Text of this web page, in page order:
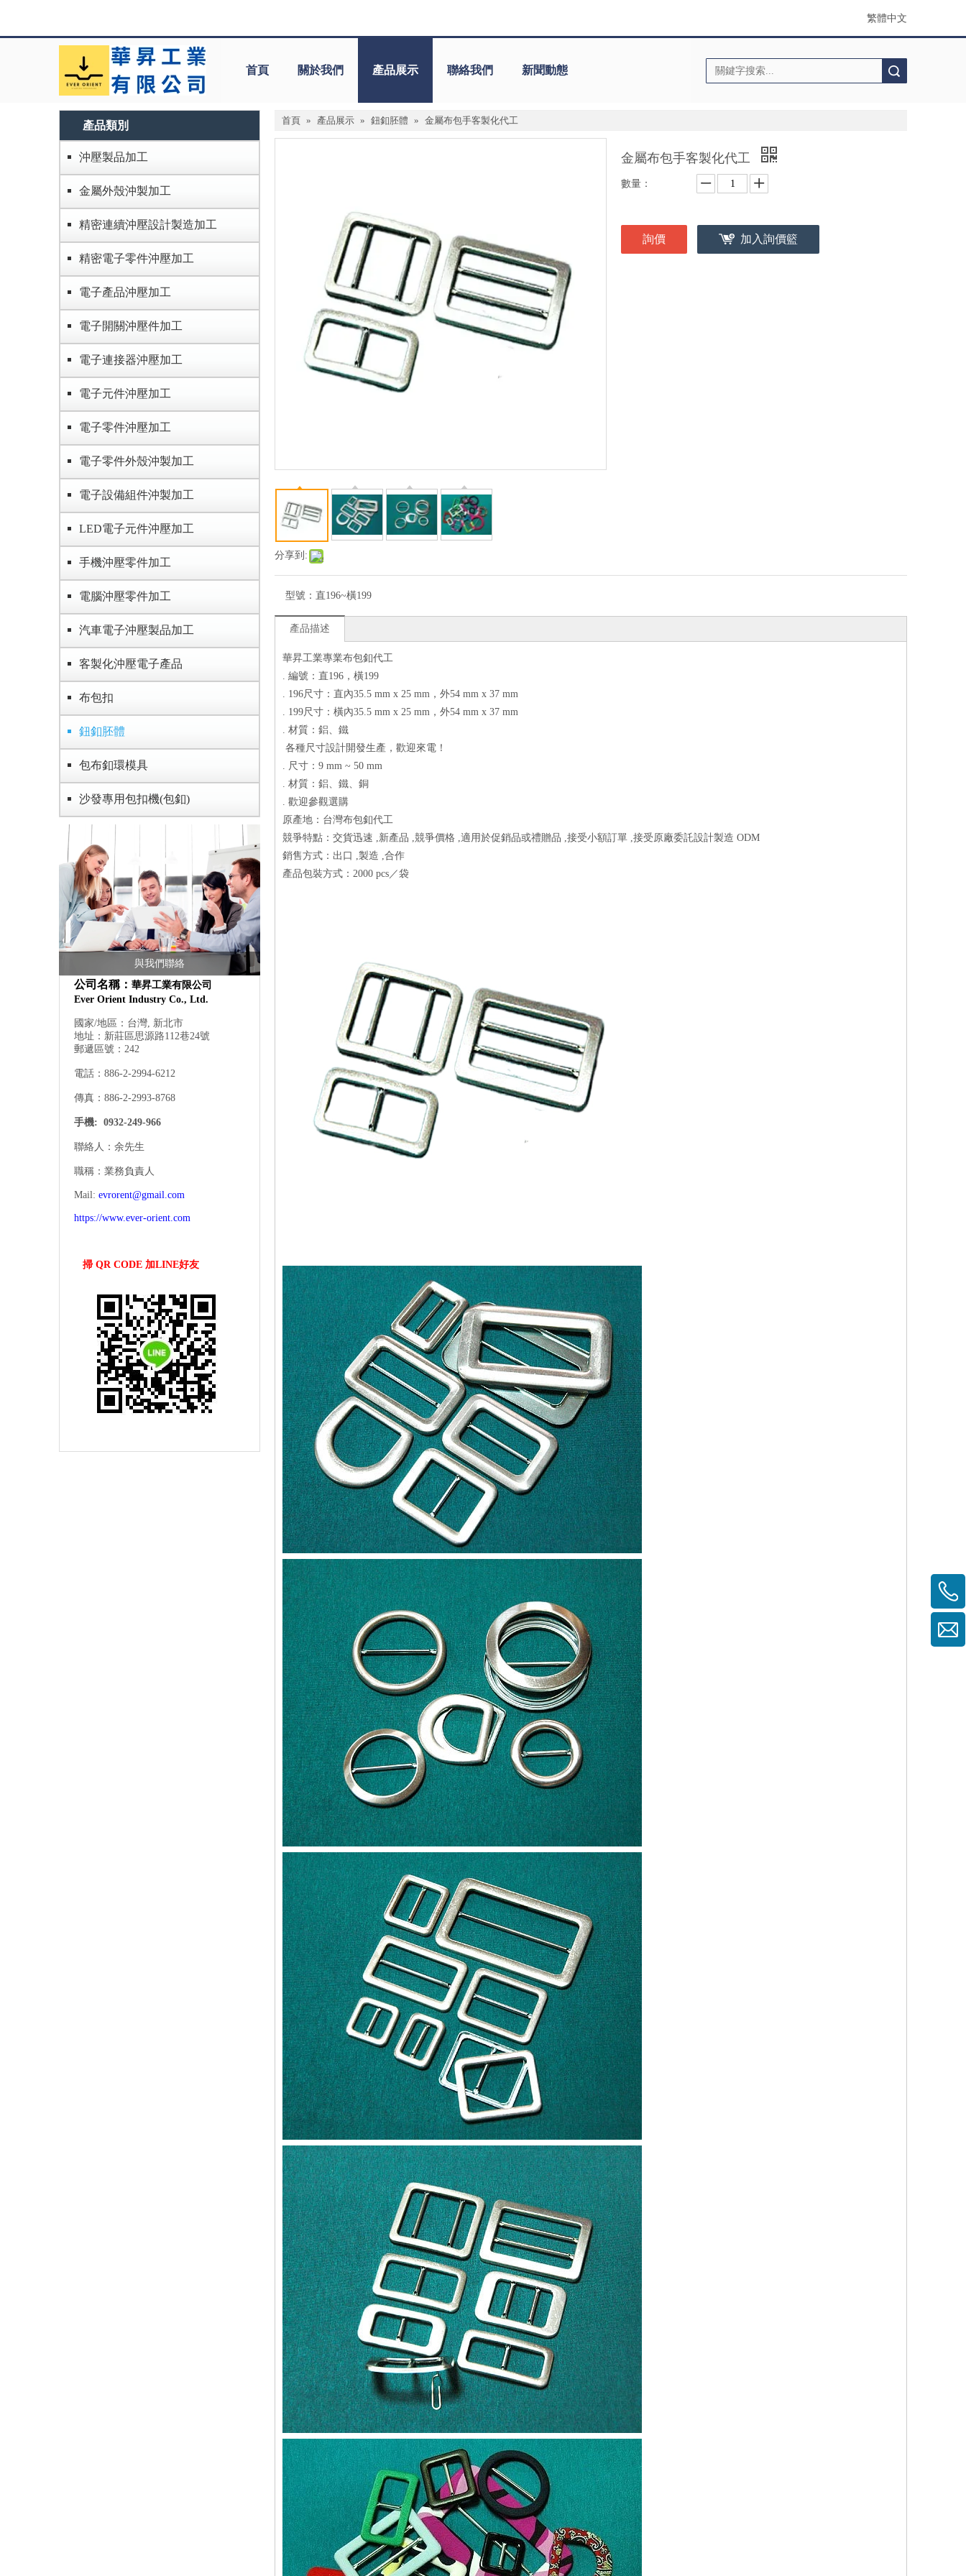
繁體中文
首頁 關於我們 產品展示 聯絡我們 新聞動態
產品類別
沖壓製品加工
金屬外殼沖製加工
精密連續沖壓設計製造加工
精密電子零件沖壓加工
電子產品沖壓加工
電子開關沖壓件加工
電子連接器沖壓加工
電子元件沖壓加工
電子零件沖壓加工
電子零件外殼沖製加工
電子設備組件沖製加工
LED電子元件沖壓加工
手機沖壓零件加工
電腦沖壓零件加工
汽車電子沖壓製品加工
客製化沖壓電子產品
布包扣
鈕釦胚體
包布釦環模具
沙發專用包扣機(包釦)
與我們聯絡
公司名稱： 華昇工業有限公司
Ever Orient Industry Co., Ltd.
國家/地區：台灣, 新北市
地址：新莊區思源路112巷24號
郵遞區號：242
電話：886-2-2994-6212
傳真：886-2-2993-8768
手機: 0932-249-966
聯絡人：余先生
職稱：業務負責人
Mail: evrorent@gmail.com
https://www.ever-orient.com
掃 QR CODE 加LINE好友
首頁 » 產品展示 » 鈕釦胚體 » 金屬布包手客製化代工
分享到:
金屬布包手客製化代工
數量：
詢價 加入詢價籃
型號： 直196~橫199
產品描述
華昇工業專業布包釦代工
. 編號：直196，橫199
. 196尺寸：直內35.5 mm x 25 mm，外54 mm x 37 mm
. 199尺寸：橫內35.5 mm x 25 mm，外54 mm x 37 mm
. 材質：鋁、鐵
各種尺寸設計開發生產，歡迎來電！
. 尺寸：9 mm ~ 50 mm
. 材質：鋁、鐵、銅
. 歡迎參觀選購
原產地：台灣布包釦代工
競爭特點：交貨迅速 ,新產品 ,競爭價格 ,適用於促銷品或禮贈品 ,接受小額訂單 ,接受原廠委託設計製造 ODM
銷售方式：出口 ,製造 ,合作
產品包裝方式：2000 pcs／袋